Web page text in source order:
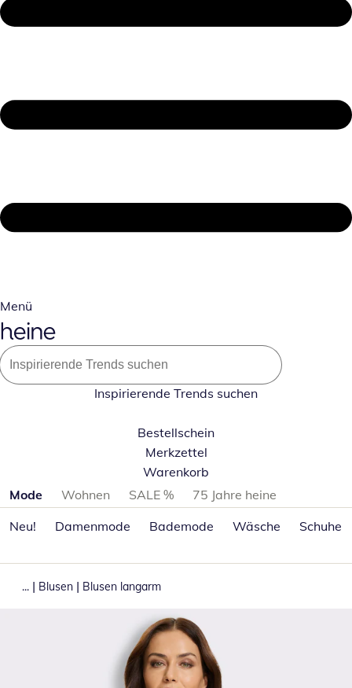
Menü
Inspirierende Trends suchen
Bestellschein
Merkzettel
Warenkorb
Produktkategorien überspringen
Mode Wohnen SALE %
75 Jahre heine
Neu!
Damenmode Bademode Wäsche Schuhe
... | Blusen | Blusen langarm